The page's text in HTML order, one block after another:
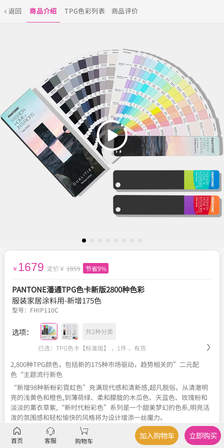
返回 商品介绍 TPG色彩列表 商品评价
￥ 1679 定价￥ 1859 节省9%
PANTONE潘通TPG色卡新版2800种色彩
服装家居涂料用-新增175色
型号： FHIP110C
选项：
共2种分类
已选：TPG色卡【标准版】 ，1件 ， 有货
2,800种TPG颜色，包括新的175种市场驱动，趋势相关的”二元配
色“主题流行新色
“新增98种新粉彩霓虹色”充满现代感和清新感,超凡脱俗。从清澈明
亮的浅黄色和橙色,到薄荷绿、柔和朦胧的木瓜色、天蓝色、玫瑰粉和
淡淡的薰衣草紫,“新时代粉彩色”系列是一个甜美梦幻的色系,明亮活
泼的氛围感和轻松愉快的风格将为设计增添一丝魔力。
“新增77种暗色”探索色彩的基本原理,突出介乎黑白之间的各种细微
色彩差别。从黑到白的渐变色显示,这些灰色、暖色和冷色的色调和色
首页 客服 购物车
加入购物车 立即购买